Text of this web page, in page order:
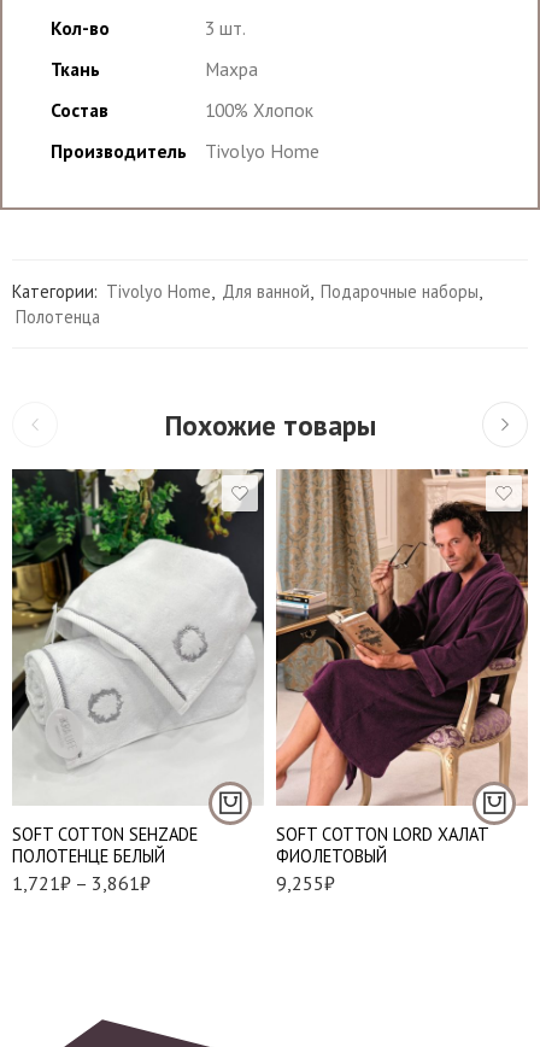
Кол-во
3 шт.
Ткань
Махра
Состав
100% Хлопок
Производитель
Tivolyo Home
Категории: Tivolyo Home, Для ванной, Подарочные наборы,
Полотенца
Похожие товары
SOFT СOTTON SEHZADE
ПОЛОТЕНЦЕ БЕЛЫЙ
1,721₽ – 3,861₽
50*100 см. - 1 шт.
85*150 см. - 1 шт.
SOFT СOTTON LORD ХАЛАТ
ФИОЛЕТОВЫЙ
9,255₽
S
L
XL
2XL